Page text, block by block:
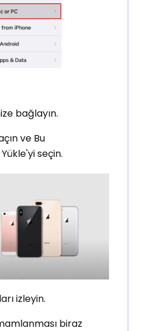
bağlayın.
ve Bu
seçin.
izleyin.
biraz